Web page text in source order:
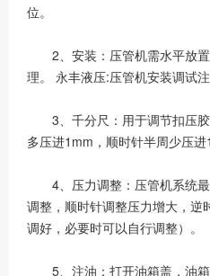
位。
2、安装：压管机需水平放置
理。 永丰液压:压管机安装调试
3、千分尺：用于调节扣压胶
多压进1mm，顺时针半周少压进
4、压力调整：压管机系统最
调整，顺时针调整压力增大，逆
调好，必要时可以自行调整）。
5、注油：打开油箱盖，油箱